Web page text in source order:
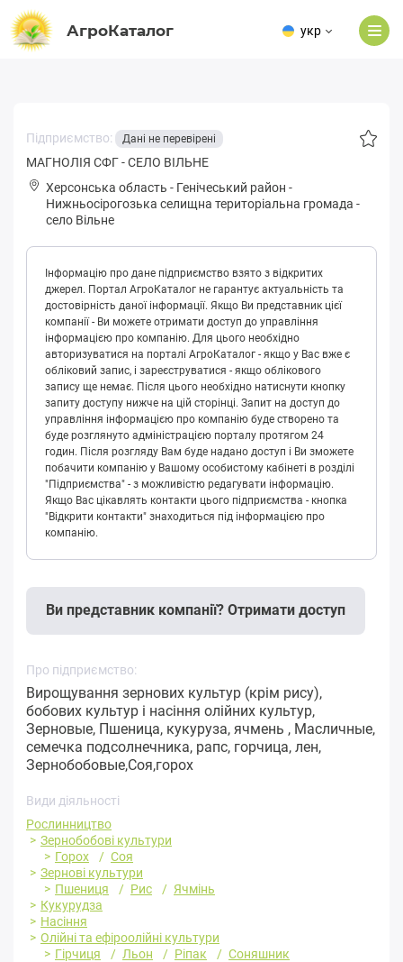
АгроКаталог укр
Підприємство: Дані не перевірені
МАГНОЛІЯ СФГ - СЕЛО ВІЛЬНЕ
Херсонська область - Генічеський район -
Нижньoсіpoгoзькa селищна територіальна громада -
село Вільне
Інформацію про дане підприємство взято з відкритих
джерел. Портал АгроКаталог не гарантує актуальність та
достовірність даної інформації. Якщо Ви представник цієї
компанії - Ви можете отримати доступ до управління
інформацією про компанію. Для цього необхідно
авторизуватися на порталі АгроКаталог - якщо у Вас вже є
обліковий запис, і зареєструватися - якщо облікового
запису ще немає. Після цього необхідно натиснути кнопку
запиту доступу нижче на цій сторінці. Запит на доступ до
управління інформацією про компанію буде створено та
буде розглянуто адміністрацією порталу протягом 24
годин. Після розгляду Вам буде надано доступ і Ви зможете
побачити компанію у Вашому особистому кабінеті в розділі
"Підприємства" - з можливістю редагувати інформацію.
Якщо Вас цікавлять контакти цього підприємства - кнопка
"Відкрити контакти" знаходиться під інформацією про
компанію.
Ви представник компанії? Отримати доступ
Про підприємство:
Вирощування зернових культур (крім рису),
бобових культур і насіння олійних культур,
Зерновые, Пшеница, кукуруза, ячмень , Масличные,
семечка подсолнечника, рапс, горчица, лен,
Зернобобовые,Соя,горох
Види діяльності
Рослинництво
Зернобобові культури
Горох
Соя
Зернові культури
Пшениця
Рис
Ячмінь
Кукурудза
Насіння
Олійні та ефіроолійні культури
Гірчиця
Льон Ріпак
Соняшник